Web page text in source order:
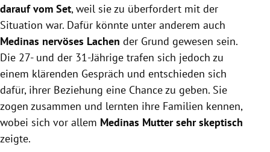
darauf vom Set, weil sie zu überfordert mit der
Situation war. Dafür könnte unter anderem auch
Medinas nervöses Lachen der Grund gewesen sein.
Die 27- und der 31-Jährige trafen sich jedoch zu
einem klärenden Gespräch und entschieden sich
dafür, ihrer Beziehung eine Chance zu geben. Sie
zogen zusammen und lernten ihre Familien kennen,
wobei sich vor allem Medinas Mutter sehr skeptisch
zeigte.